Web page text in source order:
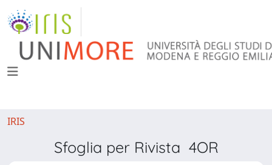
IRIS
Sfoglia per Rivista 4OR